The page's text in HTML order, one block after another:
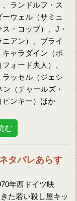
ランドルフ・ス
ウェル（サミュ
・コッブ）、J・
アン）、ブライ
ャラダイン（ボ
ォード夫人）、
ラッセル（ジェシ
（チャールズ・
ピンキー）ほか
む
タバレあらす
年西ドイツ映
た若い殺し屋キッ